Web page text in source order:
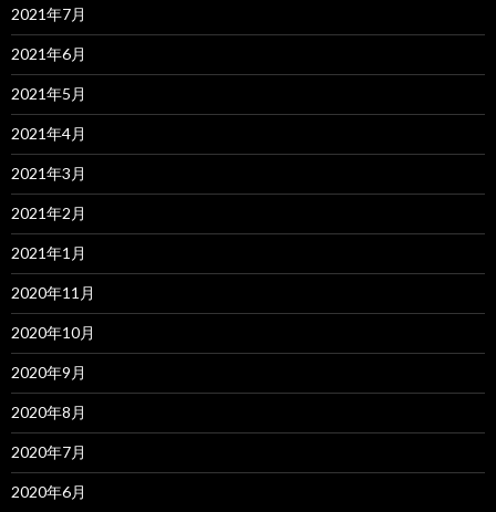
2021年7月
2021年6月
2021年5月
2021年4月
2021年3月
2021年2月
2021年1月
2020年11月
2020年10月
2020年9月
2020年8月
2020年7月
2020年6月